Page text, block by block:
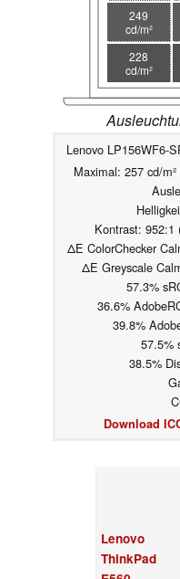
249
cd/m²
228
cd/m²
Lenovo LP156WF6-
Maximal: 257 cd/
Kontrast: 952:1
ΔE ColorChecker
ΔE Greyscale
57.3%
36.6%
39.8%
57.5%
38.5%
Download
Lenovo
ThinkPad